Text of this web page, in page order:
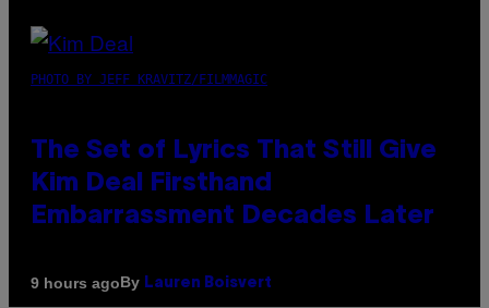
PHOTO BY JEFF KRAVITZ/FILMMAGIC
The Set of Lyrics That Still Give
Kim Deal Firsthand
Embarrassment Decades Later
9 hours agoBy Lauren Boisvert